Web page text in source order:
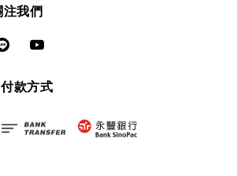
我們
款方式